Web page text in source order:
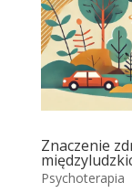
Znaczenie
Psychoterapia